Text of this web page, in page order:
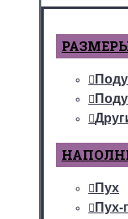
Пух
Пух-